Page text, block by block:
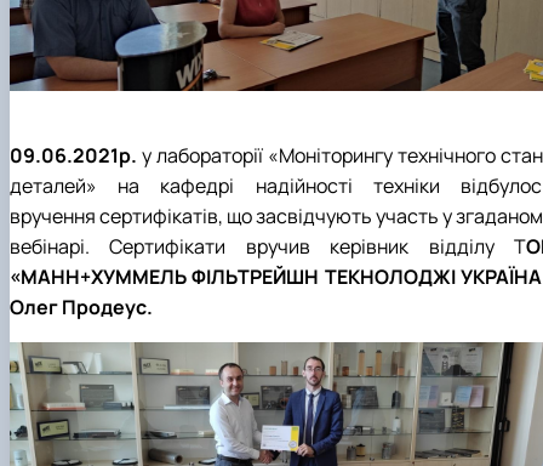
09.06.2021р. у лабораторії «Моніторингу технічного
деталей» на кафедрі надійності техніки
вручення сертифікатів, що засвідчують участь у
вебінарі. Сертифікати вручив керівник відділу Т
«МАНН+ХУММЕЛЬ ФІЛЬТРЕЙШН ТЕКНОЛОДЖІ
Олег Продеус.